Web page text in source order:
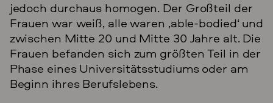
jedoch durchaus homogen. Der Großteil der
Frauen war weiß, alle waren ‚able-bodied‘ und
zwischen Mitte 20 und Mitte 30 Jahre alt. Die
Frauen befanden sich zum größten Teil in der
Phase eines Universitätsstudiums oder am
Beginn ihres Berufslebens.